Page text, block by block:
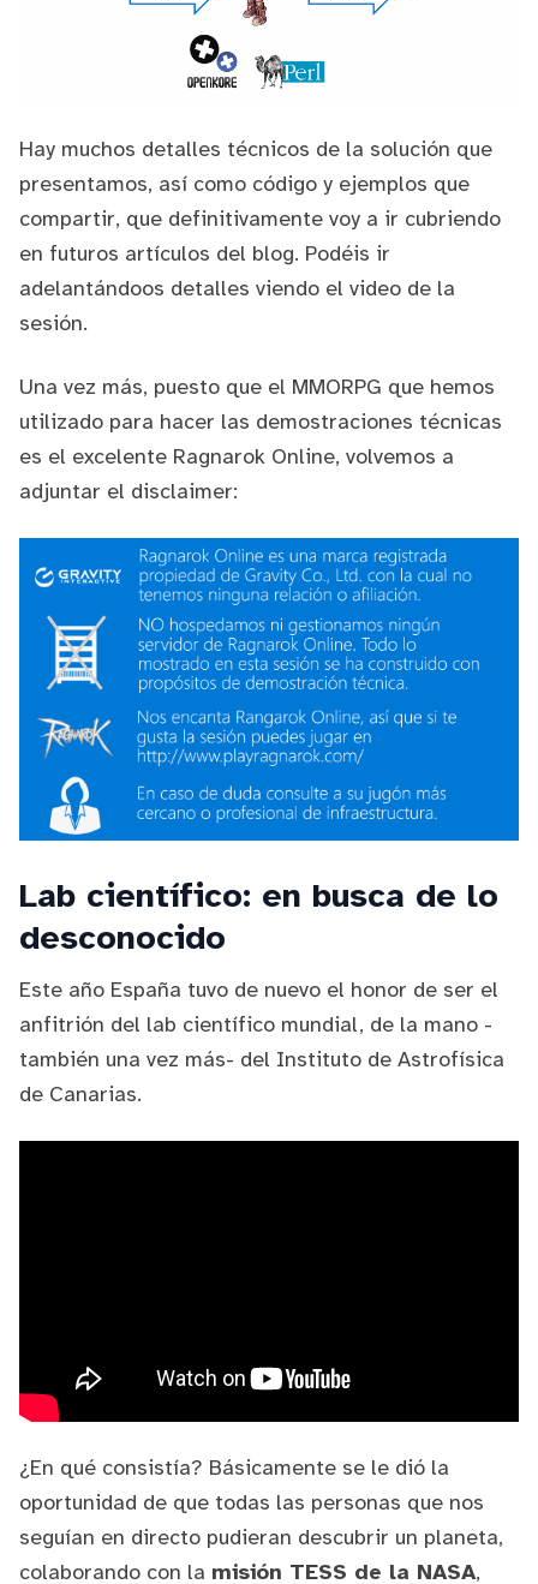
Hay muchos detalles técnicos de la solución que
presentamos, así como código y ejemplos que
compartir, que definitivamente voy a ir cubriendo
en futuros artículos del blog. Podéis ir
adelantándoos detalles viendo el video de la
sesión.
Una vez más, puesto que el MMORPG que hemos
utilizado para hacer las demostraciones técnicas
es el excelente Ragnarok Online, volvemos a
adjuntar el disclaimer:
Lab científico: en busca de lo
desconocido
Este año España tuvo de nuevo el honor de ser el
anfitrión del lab científico mundial, de la mano -
también una vez más- del Instituto de Astrofísica
de Canarias.
¿En qué consistía? Básicamente se le dió la
oportunidad de que todas las personas que nos
seguían en directo pudieran descubrir un planeta,
colaborando con la misión TESS de la NASA,